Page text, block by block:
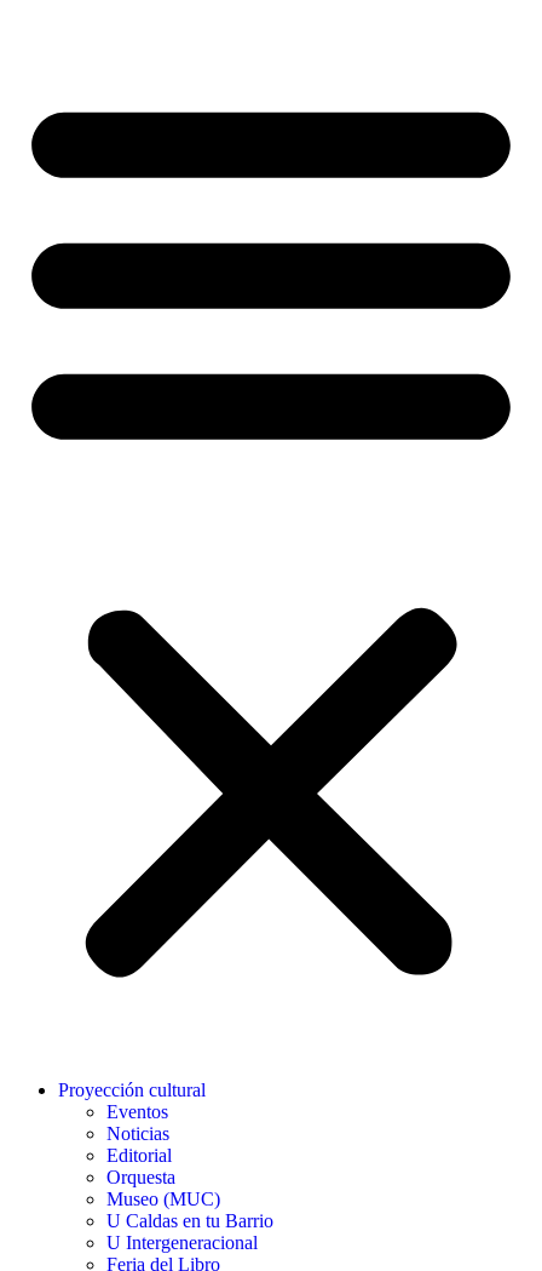
Proyección cultural
Eventos
Noticias
Editorial
Orquesta
Museo (MUC)
U Caldas en tu Barrio
U Intergeneracional
Feria del Libro